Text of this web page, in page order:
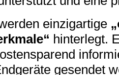
einzigartige
hinterlegt.
gesendet